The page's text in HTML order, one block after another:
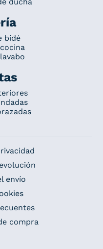
bidé
envío
compra